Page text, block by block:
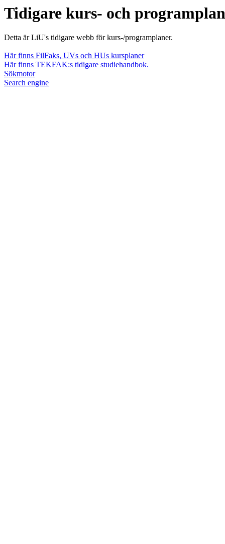
Tidigare kurs- och
Detta är LiU's tidigare webb för kurs-/programplaner.
Här finns FilFaks, UVs och HUs kursplaner
Här finns TEKFAK:s tidigare studiehandbok.
Sökmotor
Search engine